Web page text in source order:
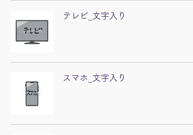
テレビ_文字入り
スマホ_文字入り